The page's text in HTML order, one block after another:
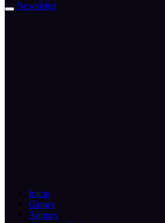
Newsletter
Inicio
Games
Animes